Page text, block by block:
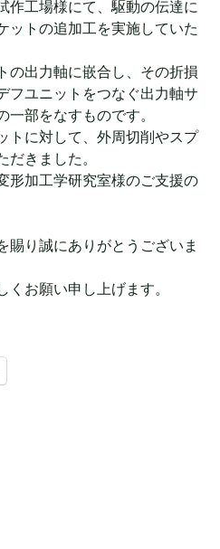
作工場様にて、駆動の伝達に
ットの追加工を実施していた
の出力軸に嵌合し、その折損
フユニットをつなぐ出力軸サ
部をなすものです。
トに対して、外周切削やスプ
だきました。
形加工学研究室様のご支援の
賜り誠にありがとうございま
お願い申し上げます。